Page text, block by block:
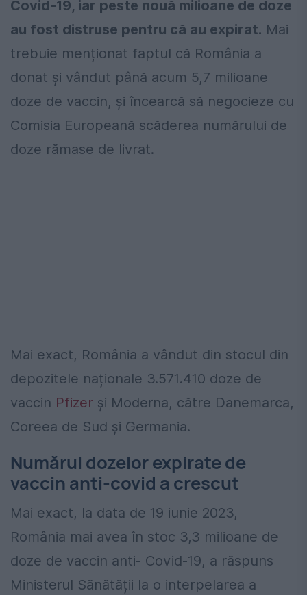
Covid-19, iar peste nouă milioane de doze
au fost distruse pentru că au expirat. Mai
trebuie menționat faptul că România a
donat și vândut până acum 5,7 milioane
doze de vaccin, şi încearcă să negocieze cu
Comisia Europeană scăderea numărului de
doze rămase de livrat.
Mai exact, România a vândut din stocul din
depozitele naționale 3.571.410 doze de
vaccin Pfizer și Moderna, către Danemarca,
Coreea de Sud și Germania.
Numărul dozelor expirate de
vaccin anti-covid a crescut
Mai exact, la data de 19 iunie 2023,
România mai avea în stoc 3,3 milioane de
doze de vaccin anti- Covid-19, a răspuns
Ministerul Sănătății la o interpelarea a